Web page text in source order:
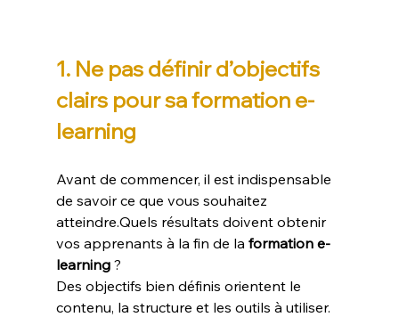
1. Ne pas définir d’objectifs
clairs pour sa formation e-
learning
Avant de commencer, il est indispensable
de savoir ce que vous souhaitez
atteindre.Quels résultats doivent obtenir
vos apprenants à la fin de la formation e-
learning ?
Des objectifs bien définis orientent le
contenu, la structure et les outils à utiliser.